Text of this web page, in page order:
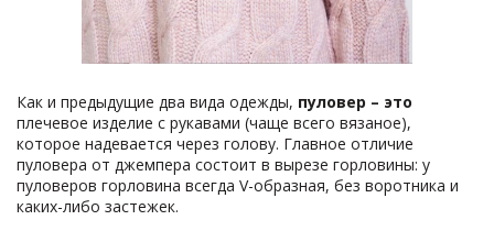
Как и предыдущие два вида одежды, пуловер – это
плечевое изделие с рукавами (чаще всего вязаное),
которое надевается через голову. Главное отличие
пуловера от джемпера состоит в вырезе горловины: у
пуловеров горловина всегда V-образная, без воротника и
каких-либо застежек.